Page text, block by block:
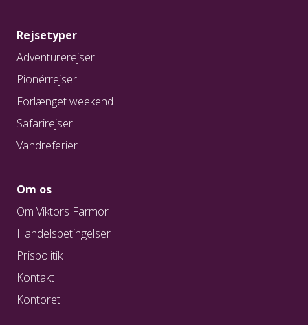
Rejsetyper
Adventurerejser
Pionérrejser
Forlænget weekend
Safarirejser
Vandreferier
Om os
Om Viktors Farmor
Handelsbetingelser
Prispolitik
Kontakt
Kontoret